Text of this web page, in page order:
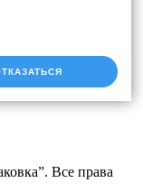
Все права